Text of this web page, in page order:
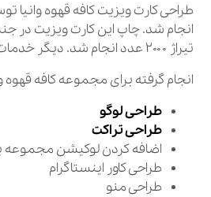
طراحی کارت ویزیت کافه قهوه وانیا
انجام شد. چاپ این کارت ویزیت در
تیراژ ۲۰۰۰ عدد انجام شد. دیگر خدمات
انجام گرفته برای مجموعه کافه قهوه
طراحی لوگو
طراحی تراکت
اضافه کردن لوکیشن مجموعه
طراحی کاور اینستاگرام
طراحی منو